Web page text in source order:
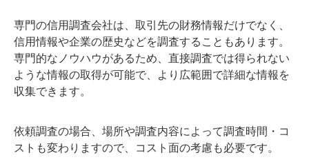
専門の信用調査会社は、取引先の財務情報だけでなく、
信用情報や企業の歴史などを調査することもあります。
専門的なノウハウがあるため、直接調査では得られない
ような情報の取得が可能で、より広範囲で詳細な情報を
収集できます。
依頼調査の場合、場所や調査内容によって調査時間・コ
ストも変わりますので、コスト面の考慮も必要です。